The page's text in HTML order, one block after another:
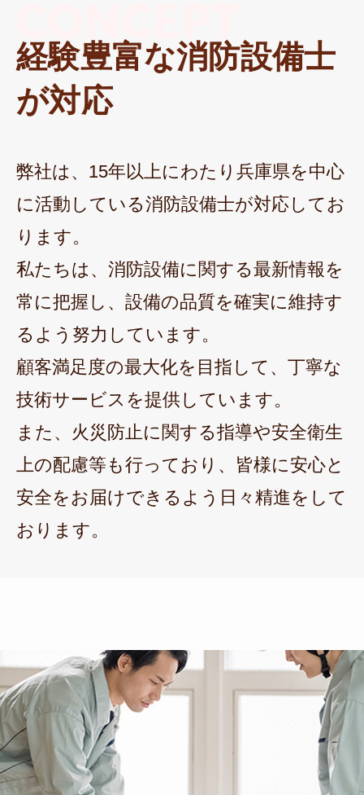
経験豊富な消防設備士
が対応
弊社は、15年以上にわたり兵庫県を中心
に活動している消防設備士が対応してお
ります。
私たちは、消防設備に関する最新情報を
常に把握し、設備の品質を確実に維持す
るよう努力しています。
顧客満足度の最大化を目指して、丁寧な
技術サービスを提供しています。
また、火災防止に関する指導や安全衛生
上の配慮等も行っており、皆様に安心と
安全をお届けできるよう日々精進をして
おります。